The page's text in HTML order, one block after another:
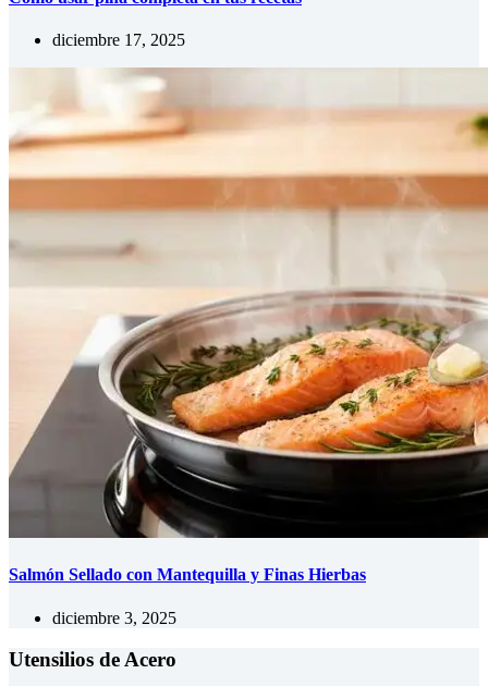
diciembre 17, 2025
Salmón Sellado con Mantequilla y Finas Hierbas
diciembre 3, 2025
Utensilios de Acero